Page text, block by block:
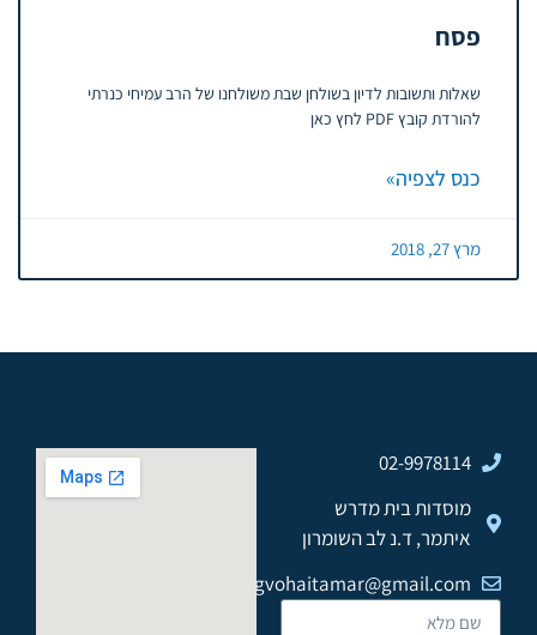
פסח
שאלות ותשובות לדיון בשולחן שבת משולחנו של הרב עמיחי כנרתי
להורדת קובץ PDF לחץ כאן
כנס לצפיה»
מרץ 27, 2018
02-9978114
מוסדות בית מדרש
איתמר, ד.נ לב השומרון
gvohaitamar@gmail.com